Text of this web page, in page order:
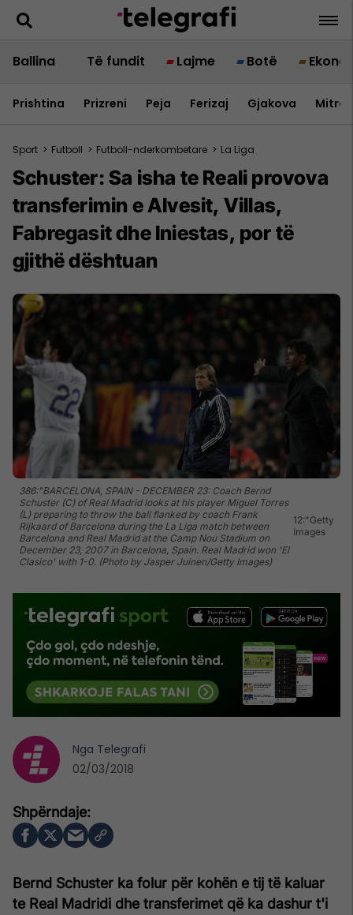
Ballina Të fundit Lajme Botë
Prishtina Prizreni Peja Ferizaj Gjakova
Sport > Futboll > Futboll-nderkombetare > La Liga
Schuster: Sa isha te Reali provova
transferimin e Alvesit, Villas,
Fabregasit dhe Iniestas, por të
gjithë dështuan
386:"BARCELONA, SPAIN - DECEMBER 23: Coach Bernd
Schuster (C) of Real Madrid looks at his player Miguel Torres
(L) preparing to throw the ball flanked by coach Frank
Rijkaard of Barcelona during the La Liga match between
Barcelona and Real Madrid at the Camp Nou Stadium on
December 23, 2007 in Barcelona, Spain. Real Madrid won 'El
Clasico' with 1-0. (Photo by Jasper Juinen/Getty Images)
12:"Getty
Images
Bernd Schuster ka folur për kohën e tij të kaluar
te Real Madridi dhe transferimet që ka dashur t'i
Nga Telegrafi
02/03/2018